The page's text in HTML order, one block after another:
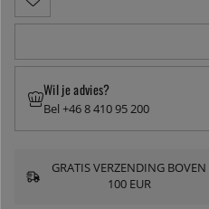
Wil je advies?
Bel +46 8 410 95 200
GRATIS VERZENDING BOVEN
100 EUR